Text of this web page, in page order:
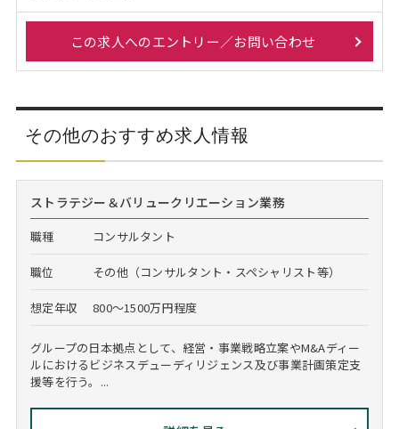
この求人へのエントリー／お問い合わせ
その他のおすすめ求人情報
ストラテジー＆バリュークリエーション業務
職種 コンサルタント
職位 その他（コンサルタント・スペシャリスト等）
想定年収 800～1500万円程度
グループの日本拠点として、経営・事業戦略立案やM&Aディー
ルにおけるビジネスデューディリジェンス及び事業計画策定支
援等を行う。...